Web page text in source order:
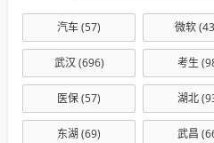
汽车(57) 微软
武汉 (696) 考生
医保(57) 湖北
东湖 (69) 武昌